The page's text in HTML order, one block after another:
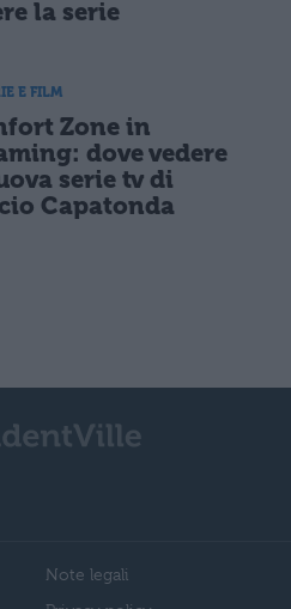
la serie
E FILM
Zone in
dove vedere
serie tv di
Capatonda
Note legali